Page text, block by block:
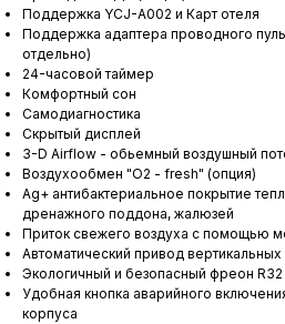
Поддержка YCJ-A002 и Карт отеля
Поддержка адаптера проводного
отдельно)
24-часовой таймер
Комфортный сон
Самодиагностика
Скрытый дисплей
3-D Airflow - обьемный воздушный
Воздухообмен "О2 - fresh" (опция)
Ag+ антибактериальное покрытие
дренажного поддона, жалюзей
Приток свежего воздуха с помощью
Автоматический привод вертикальных
Экологичный и безопасный фреон R32
Удобная кнопка аварийного
корпуса